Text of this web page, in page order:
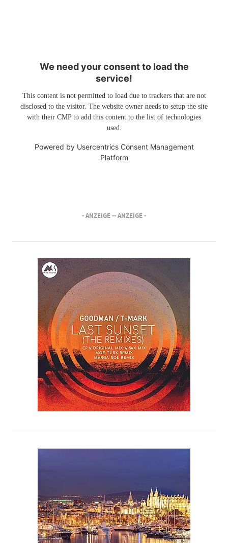
We need your consent to load the
service!
This content is not permitted to load due to trackers that are not
disclosed to the visitor. The website owner needs to setup the site
with their CMP to add this content to the list of technologies
used.
Powered by Usercentrics Consent Management
Platform
- ANZEIGE -- ANZEIGE -